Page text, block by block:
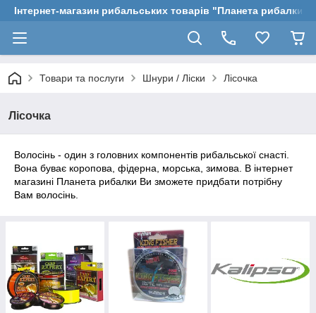
Інтернет-магазин рибальських товарів "Планета рибалки"
Товари та послуги Шнури / Ліски Лісочка
Лісочка
Волосінь - один з головних компонентів рибальської снасті.
Вона буває коропова, фідерна, морська, зимова. В інтернет
магазині Планета рибалки Ви зможете придбати потрібну
Вам волосінь.